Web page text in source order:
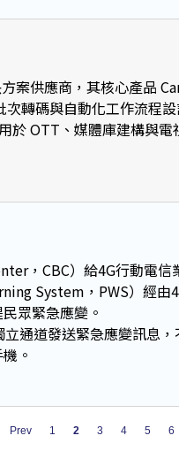
案供應商，其核心產品
轉碼與自動化工作流程
於 OTT、媒體庫建構與電
，CBC）給4G行動電信
System，PWS）經由
眾緊急應變。
通道發送緊急應變訊息，
。
Prev 1 2 3 4 5 6